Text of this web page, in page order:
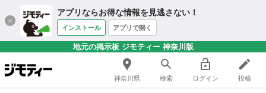
アプリならお得な情報を見逃さない！
インストール アプリで開く
地元の掲示板 ジモティー 神奈川版
神奈川県 検索 ログイン 投稿